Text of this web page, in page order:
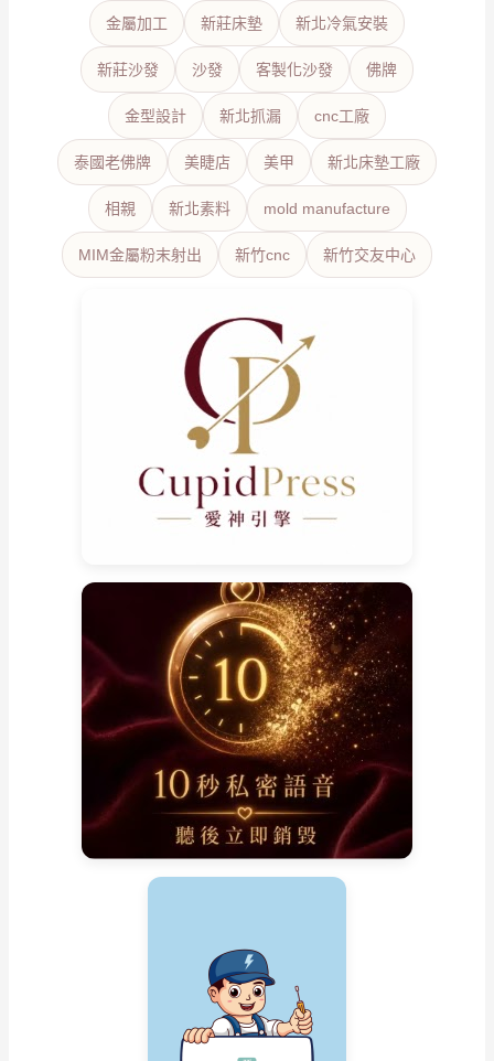
金屬加工 新莊床墊 新北冷氣安裝
新莊沙發 沙發 客製化沙發 佛牌
金型設計 新北抓漏 cnc工廠
泰國老佛牌 美睫店 美甲 新北床墊工廠
相親 新北素料 mold manufacture
MIM金屬粉末射出 新竹cnc 新竹交友中心